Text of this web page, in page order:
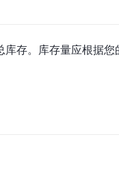
库存。库存量应根据您